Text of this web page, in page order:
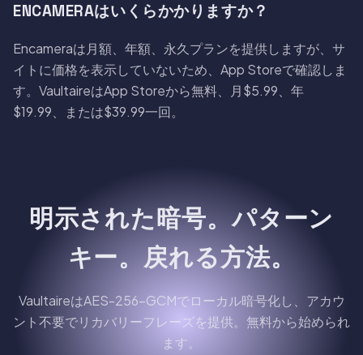
ENCAMERAはいくらかかりますか？
Encameraは月額、年額、永久プランを提供しますが、サ
イトに価格を表示していないため、App Storeで確認しま
す。VaultaireはApp Storeから無料、月$5.99、年
$19.99、または$39.99一回。
明示された暗号。パターン
キー。戻れる方法。
VaultaireはAES-256-GCMでローカル暗号化し、アカウ
ント不要でリカバリーフレーズを提供。無料から始められ
ます。